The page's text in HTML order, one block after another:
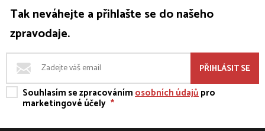
Tak neváhejte a přihlašte se do našeho
zpravodaje.
PŘIHLÁSIT SE
Souhlasím se zpracovánímosobních údajůpro
marketingové účely *